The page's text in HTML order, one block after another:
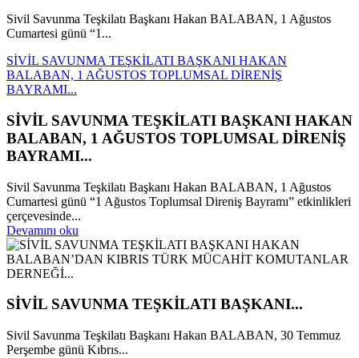
Sivil Savunma Teşkilatı Başkanı Hakan BALABAN, 1 Ağustos
Cumartesi günü “1...
SİVİL SAVUNMA TEŞKİLATI BAŞKANI HAKAN
BALABAN, 1 AĞUSTOS TOPLUMSAL DİRENİŞ
BAYRAMI...
SİVİL SAVUNMA TEŞKİLATI BAŞKANI HAKAN
BALABAN, 1 AĞUSTOS TOPLUMSAL DİRENİŞ
BAYRAMI...
Sivil Savunma Teşkilatı Başkanı Hakan BALABAN, 1 Ağustos
Cumartesi günü “1 Ağustos Toplumsal Direniş Bayramı” etkinlikleri
çerçevesinde...
Devamını oku
SİVİL SAVUNMA TEŞKİLATI BAŞKANI...
Sivil Savunma Teşkilatı Başkanı Hakan BALABAN, 30 Temmuz
Perşembe günü Kıbrıs...